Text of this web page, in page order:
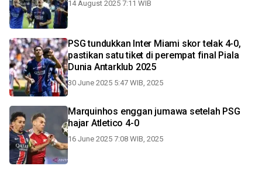
14 August 2025 7:11 WIB
PSG tundukkan Inter Miami skor telak 4-0,
pastikan satu tiket di perempat final Piala
Dunia Antarklub 2025
30 June 2025 5:47 WIB, 2025
Marquinhos enggan jumawa setelah PSG
hajar Atletico 4-0
16 June 2025 7:08 WIB, 2025